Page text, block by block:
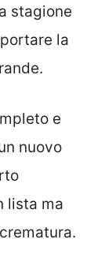
stagione
la
e
nuovo
lista ma